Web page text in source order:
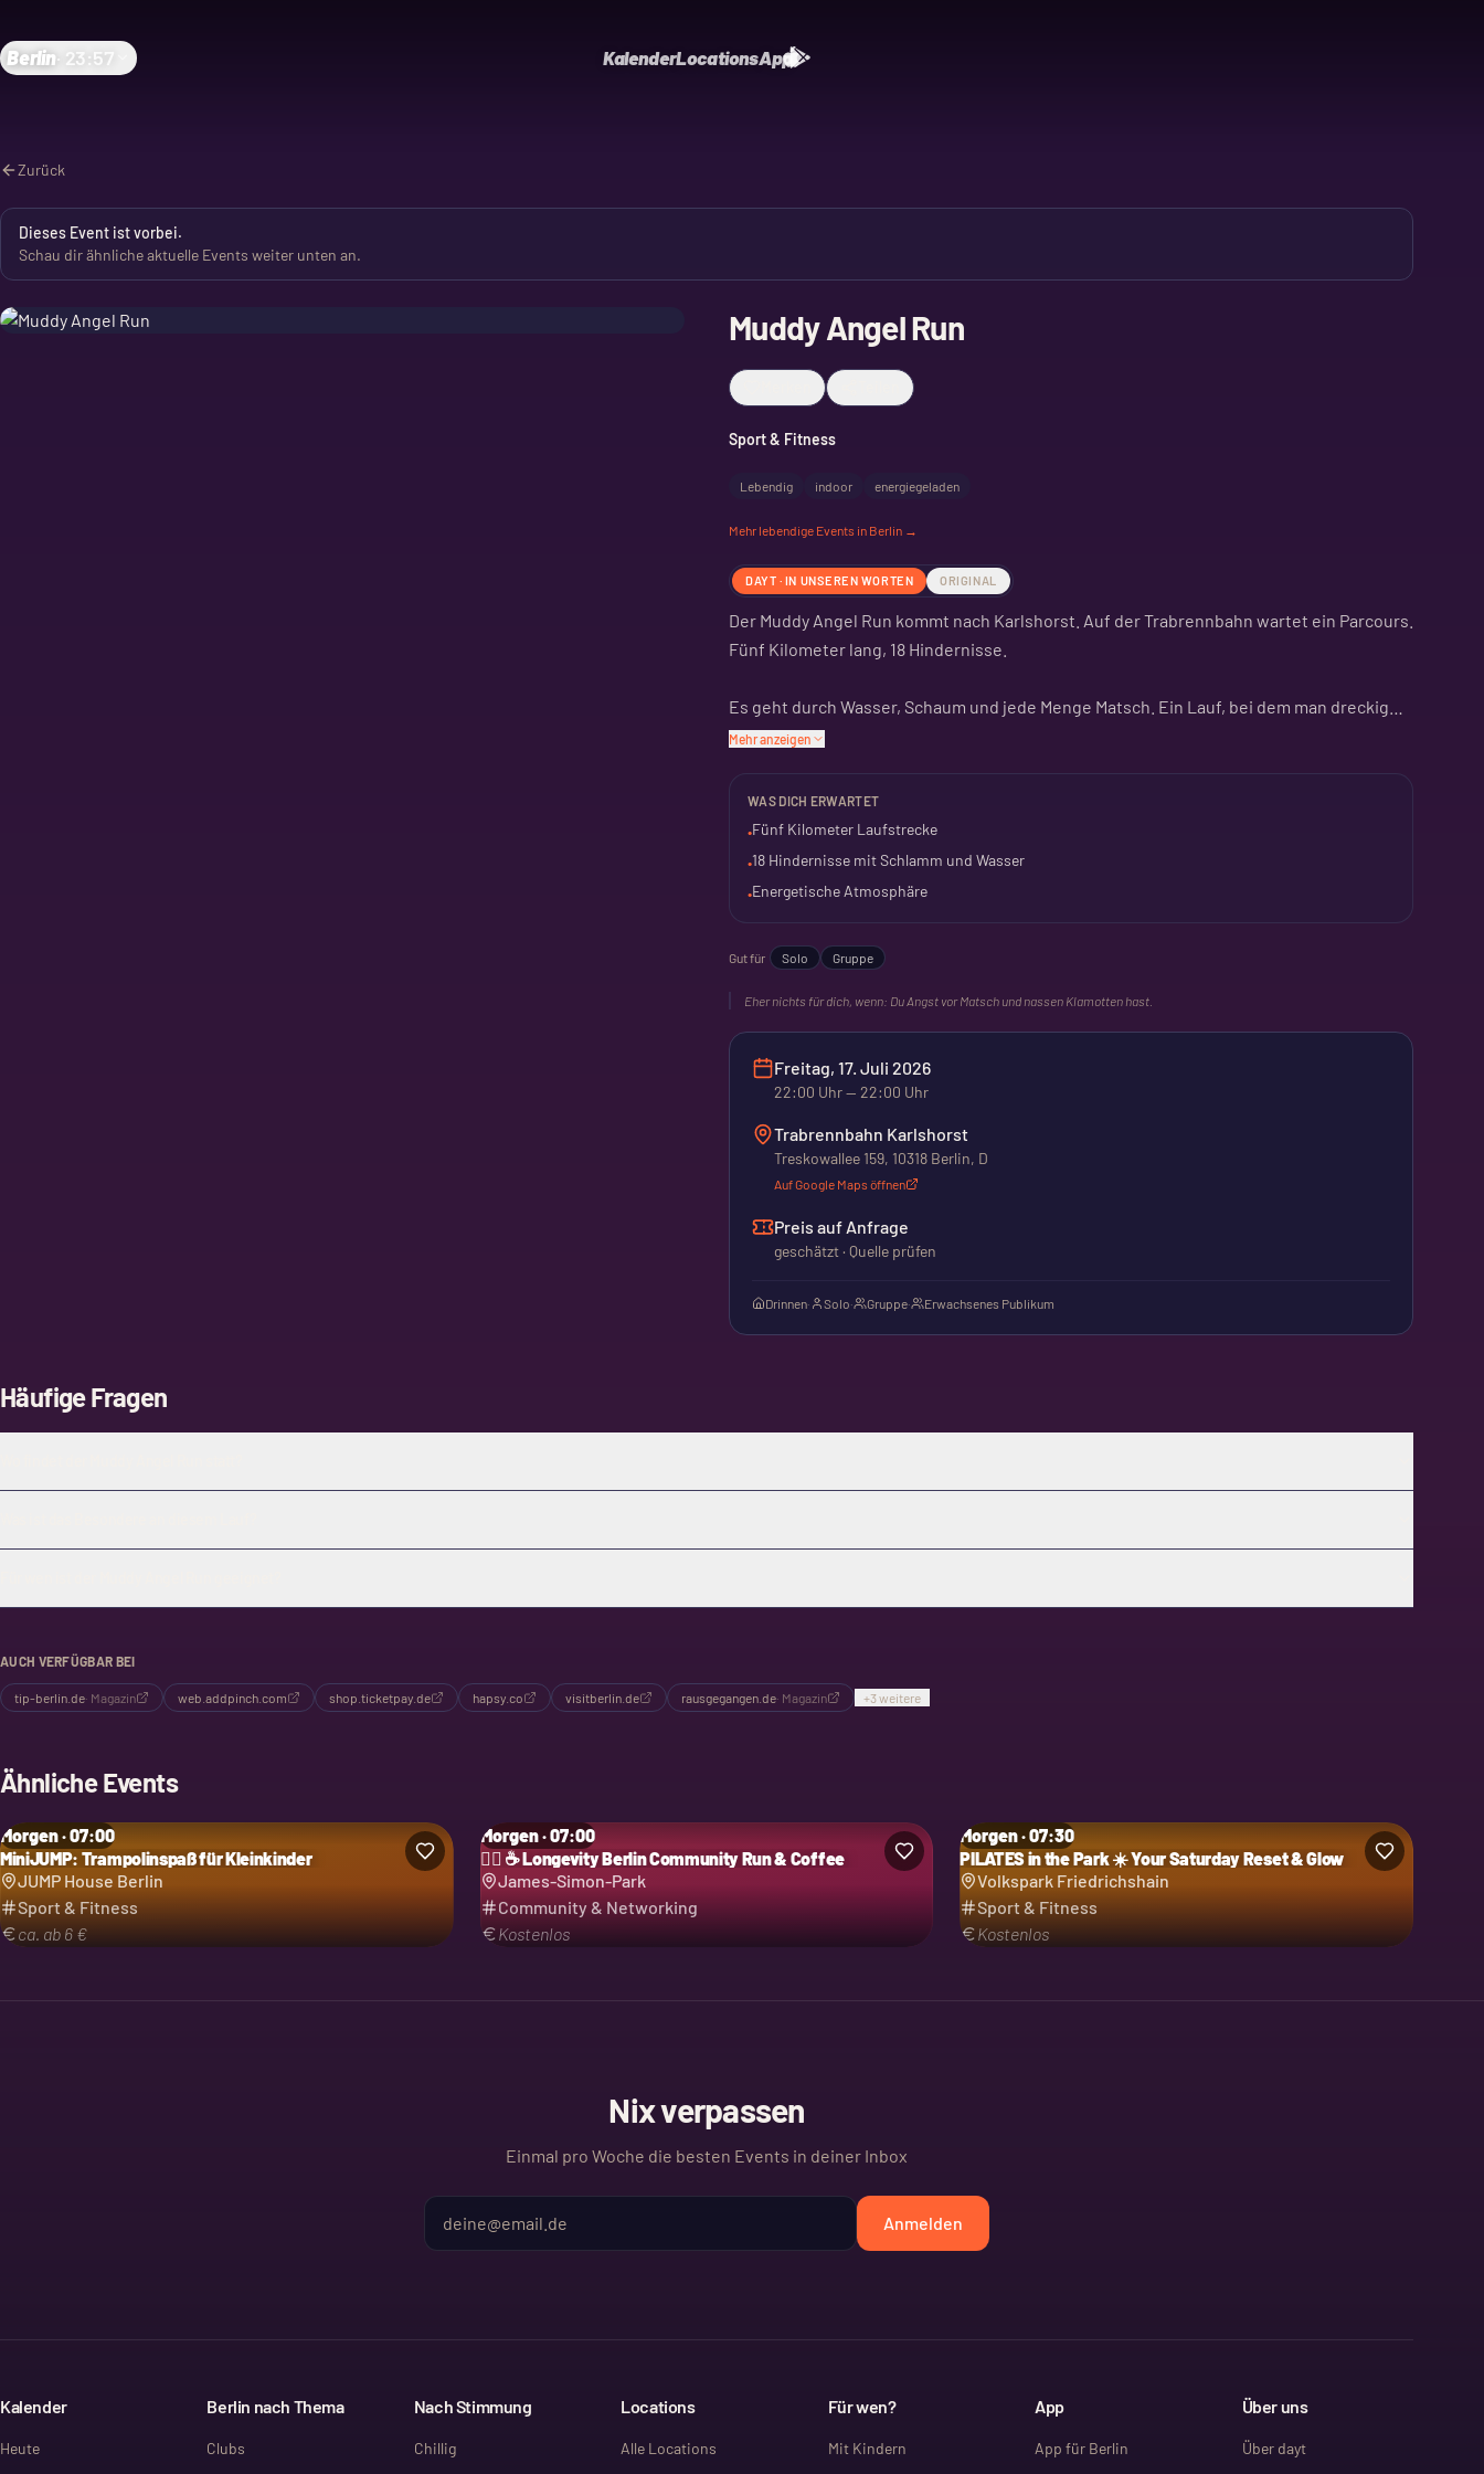
Berlin 23:57 KalenderLocationsApp
Zurück
Dieses Event ist vorbei.
Schau dir ähnliche aktuelle Events weiter unten an.
Muddy Angel Run
Sport & Fitness
Lebendig indoor energiegeladen
Mehr lebendige Events in Berlin →
DAYT · IN UNSEREN WORTEN ORIGINAL
Der Muddy Angel Run kommt nach Karlshorst. Auf der Trabrennbahn wartet ein Parcours.
Fünf Kilometer lang, 18 Hindernisse.
Es geht durch Wasser, Schaum und jede Menge Matsch. Ein Lauf, bei dem man dreckig
wird. Und Spaß haben soll.
Das Event ist für Frauen gedacht. Fitnesslevel egal. Ob solo oder in der Gruppe, hier wird
es energiegeladen und lebhaft.
Mehr anzeigen
WAS DICH ERWARTET
•Fünf Kilometer Laufstrecke
•18 Hindernisse mit Schlamm und Wasser
•Energetische Atmosphäre
Gut für Solo Gruppe
Eher nichts für dich, wenn: Du Angst vor Matsch und nassen Klamotten hast.
Freitag, 17. Juli 2026
22:00 Uhr— 22:00 Uhr
Trabrennbahn Karlshorst
Treskowallee 159, 10318 Berlin, D
Auf Google Maps öffnen
Preis auf Anfrage
geschätzt · Quelle prüfen
Drinnen· Solo· Gruppe· Erwachsenes Publikum
Häufige Fragen
AUCH VERFÜGBAR BEI
tip-berlin.de· Magazin web.addpinch.com shop.ticketpay.de hapsy.co visitberlin.de rausgegangen.de· Magazin +3weitere
Ähnliche Events
Morgen · 07:00
MiniJUMP: Trampolinspaß für Kleinkinder
JUMP House Berlin
Sport & Fitness
ca. ab 6 €
Morgen · 07:00
🏃‍♀️ ☕ Longevity Berlin Community Run & Coffee
James-Simon-Park
Community & Networking
Kostenlos
Morgen · 07:30
PILATES in the Park ☀️ Your Saturday Reset & Glow
Volkspark Friedrichshain
Sport & Fitness
Kostenlos
Nix verpassen
Einmal pro Woche die besten Events in deiner Inbox
Anmelden
Kalender
Heute
Berlin nach Thema
Clubs
Nach Stimmung
Chillig
Locations
Alle Locations
Für wen?
Mit Kindern
App
App für Berlin
Über uns
Über dayt